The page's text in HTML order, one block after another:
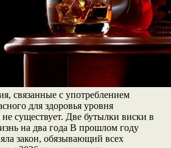
связанные с употреблением
для здоровья уровня
не существует. Две бутылки виски в
на два года В прошлом году
закон, обязывающий всех